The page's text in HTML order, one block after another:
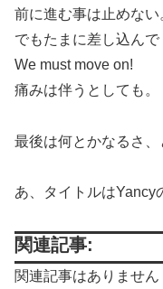
前に進む事は止めない
でもたまに差し込んで
We must move on!
痛みは伴うとしても。
最後は何とかなるさ、
あ、タイトルはYancy
関連記事:
関連記事はありません